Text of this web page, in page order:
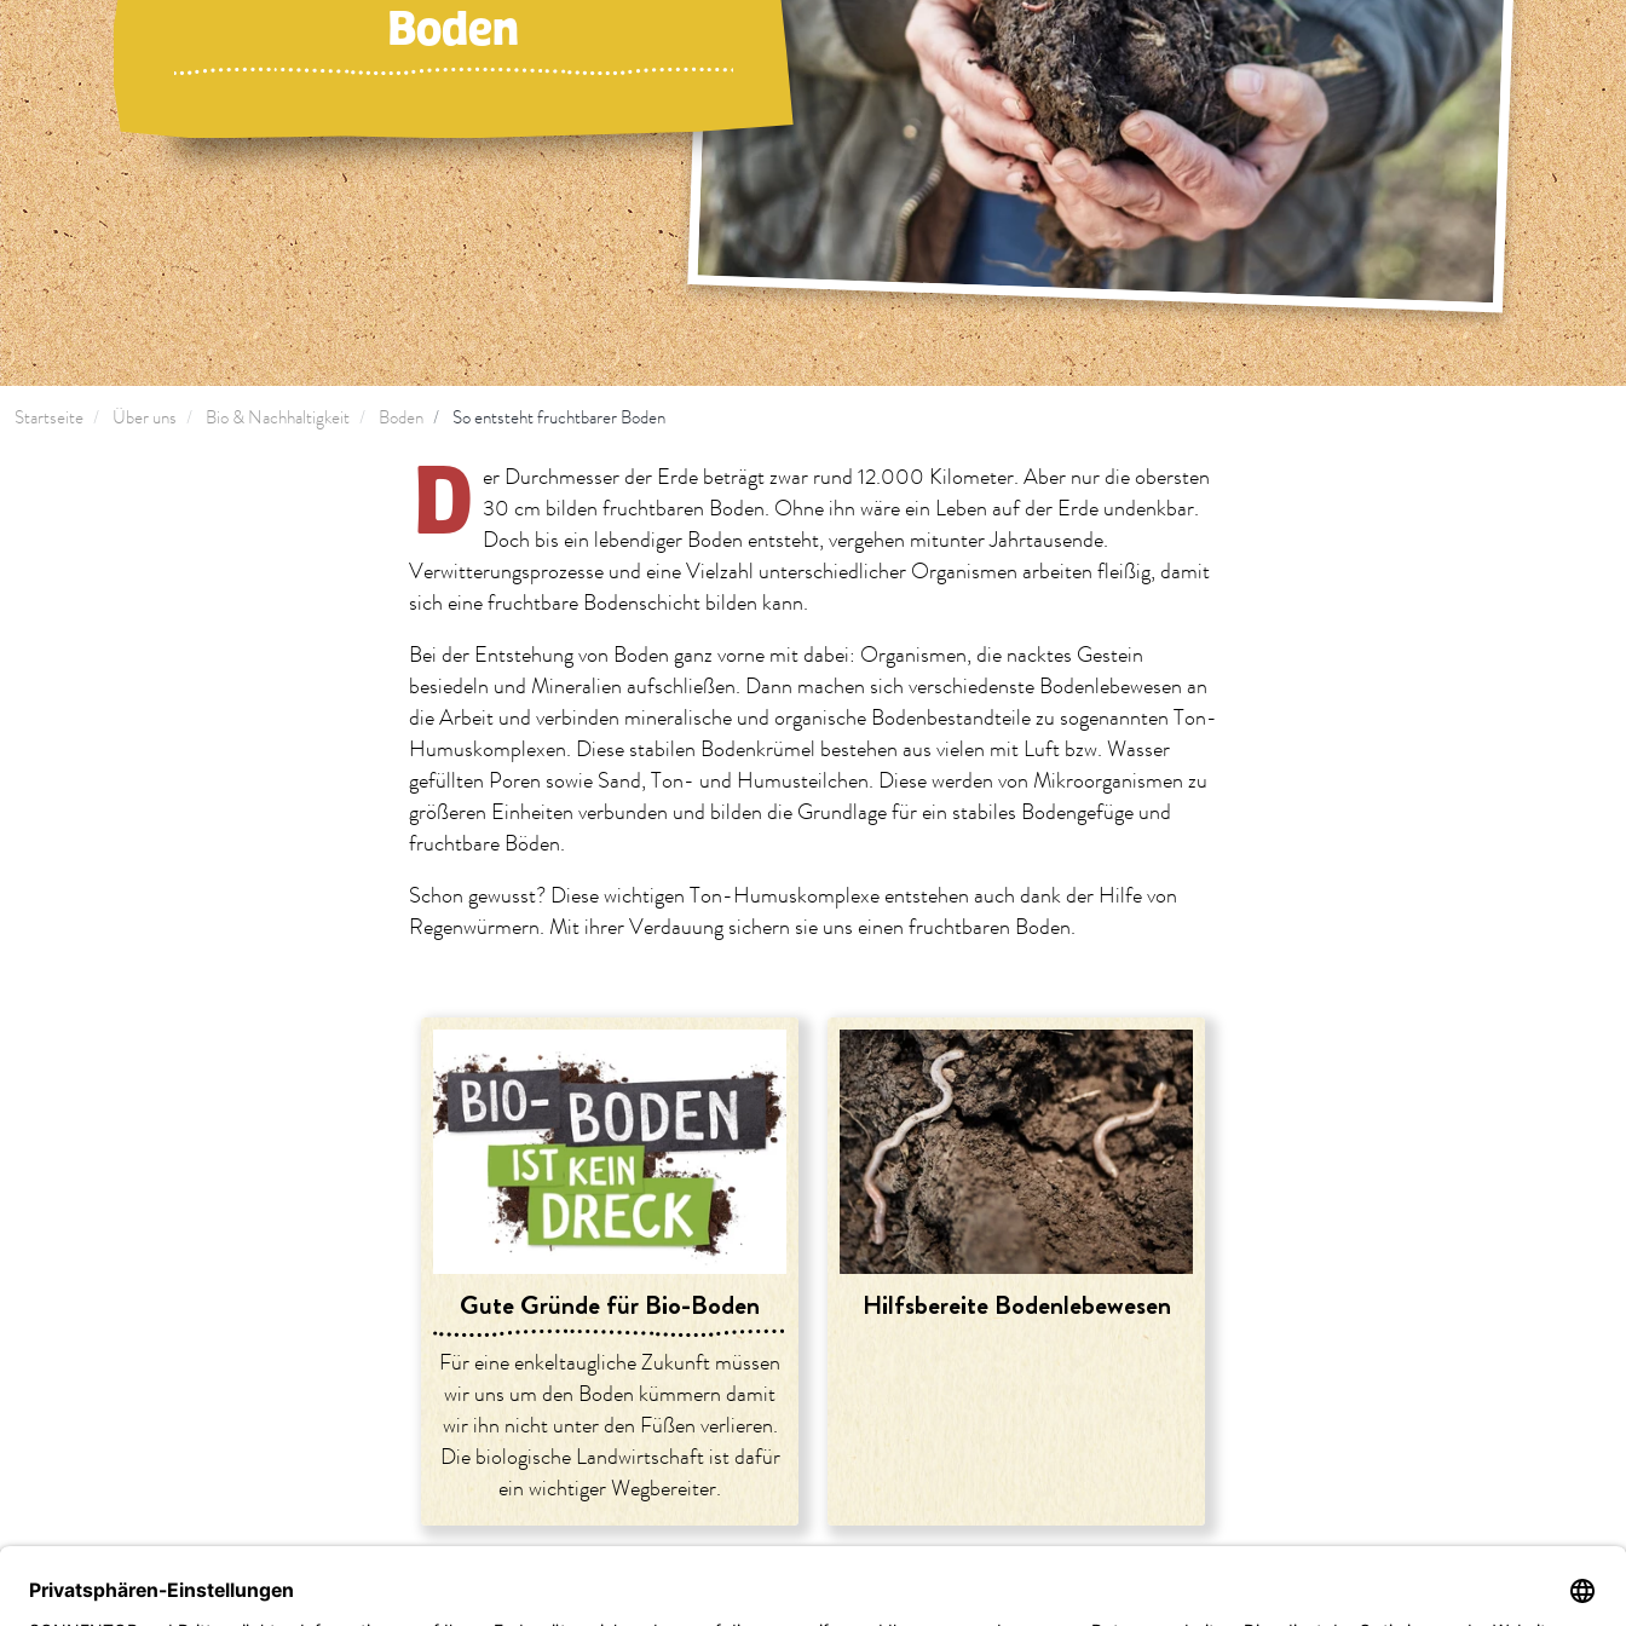
Boden
Startseite Über uns Bio & Nachhaltigkeit Boden So entsteht fruchtbarer Boden
D er Durchmesser der Erde beträgt zwar rund 12.000 Kilometer. Aber nur die obersten
30 cm bilden fruchtbaren Boden. Ohne ihn wäre ein Leben auf der Erde undenkbar.
Doch bis ein lebendiger Boden entsteht, vergehen mitunter Jahrtausende.
Verwitterungsprozesse und eine Vielzahl unterschiedlicher Organismen arbeiten fleißig, damit
sich eine fruchtbare Bodenschicht bilden kann.
Bei der Entstehung von Boden ganz vorne mit dabei: Organismen, die nacktes Gestein
besiedeln und Mineralien aufschließen. Dann machen sich verschiedenste Bodenlebewesen an
die Arbeit und verbinden mineralische und organische Bodenbestandteile zu sogenannten Ton-
Humuskomplexen. Diese stabilen Bodenkrümel bestehen aus vielen mit Luft bzw. Wasser
gefüllten Poren sowie Sand, Ton- und Humusteilchen. Diese werden von Mikroorganismen zu
größeren Einheiten verbunden und bilden die Grundlage für ein stabiles Bodengefüge und
fruchtbare Böden.
Schon gewusst? Diese wichtigen Ton-Humuskomplexe entstehen auch dank der Hilfe von
Regenwürmern. Mit ihrer Verdauung sichern sie uns einen fruchtbaren Boden.
Gute Gründe für Bio-Boden
Für eine enkeltaugliche Zukunft müssen
wir uns um den Boden kümmern damit
wir ihn nicht unter den Füßen verlieren.
Die biologische Landwirtschaft ist dafür
ein wichtiger Wegbereiter.
Hilfsbereite Bodenlebewesen